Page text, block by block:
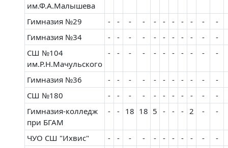
им.Ф.А.Малышева
Гимназия №29 - - - - - - - - - -
-
Гимназия №34
- - - - - - - - - -
-
СШ №104
им.Р.Н.Мачульского
- - - - - - - - - - -
Гимназия №36 - - - - - - - - - -
-
СШ №180
- - - - - - - - - -
-
Гимназия-колледж
при БГАМ
- - 18 18 5 - - - 2 - -
ЧУО СШ "Ихвис" - - - - - - - - - -
-